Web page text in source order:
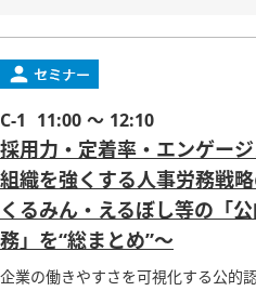
C-1 11:00 ～ 12:10
採用力・定着率・エンゲー
組織を強くする人事労務戦
くるみん・えるぼし等の「
務」を“総まとめ”～
企業の働きやすさを可視化する公的